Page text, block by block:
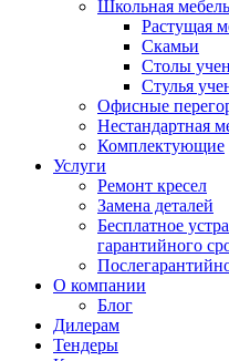
Школьная мебель
Растущая
Скамьи
Столы
Стулья
Офисные
Нестандартная
Комплектующие
Услуги
Ремонт кресел
Замена деталей
Бесплатное
гарантийного
О компании
Блог
Дилерам
Тендеры